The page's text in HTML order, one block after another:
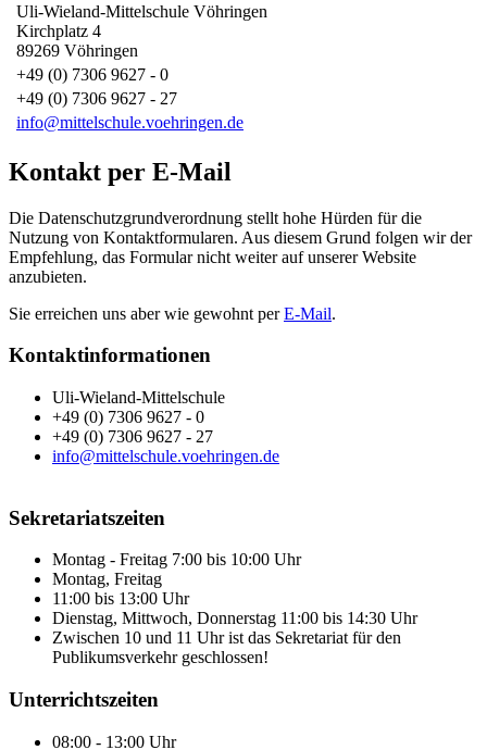
Uli-Wieland-Mittelschule Vöhringen
Kirchplatz 4
89269 Vöhringen
+49 (0) 7306 9627 - 0
+49 (0) 7306 9627 - 27
info@mittelschule.voehringen.de
Kontakt per E-Mail
Die Datenschutzgrundverordnung stellt hohe Hürden für die
Nutzung von Kontaktformularen. Aus diesem Grund folgen wir der
Empfehlung, das Formular nicht weiter auf unserer Website
anzubieten.
Sie erreichen uns aber wie gewohnt perE-Mail.
Kontaktinformationen
Uli-Wieland-Mittelschule
+49 (0) 7306 9627 - 0
+49 (0) 7306 9627 - 27
info@mittelschule.voehringen.de
Sekretariatszeiten
Montag - Freitag 7:00 bis 10:00 Uhr
Montag, Freitag
11:00 bis 13:00 Uhr
Dienstag, Mittwoch, Donnerstag 11:00 bis 14:30 Uhr
Zwischen 10 und 11 Uhr ist das Sekretariat für den
Publikumsverkehr geschlossen!
Unterrichtszeiten
08:00 - 13:00 Uhr